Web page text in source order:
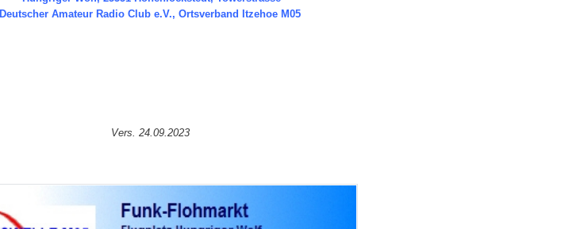
Deutscher Amateur Radio Club e.V., Ortsverband Itzehoe M05
Vers. 24.09.2023